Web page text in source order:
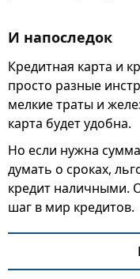
И напоследок
Кредитная карта и
просто разные
мелкие траты и
карта будет удобна.
Но если нужна
думать о сроках,
кредит наличными.
шаг в мир кредитов.